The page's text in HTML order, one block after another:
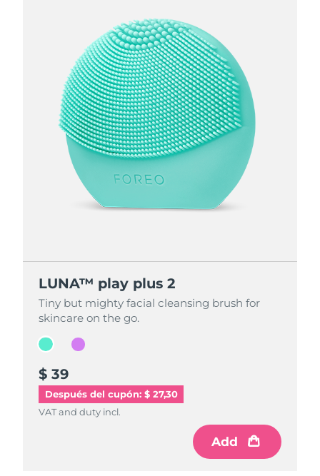
LUNA™ play plus 2
Tiny but mighty facial cleansing brush for
skincare on the go.
$ 39
Después del cupón: $ 27,30
VAT and duty incl.
Add
LUNA™ play plus 2
Tiny but mighty facial cleansing brush for
skincare on the go.
$ 39
VAT and duty incl.
Add